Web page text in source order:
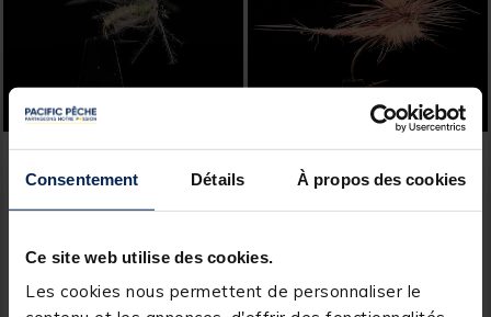
Consentement Détails À propos des cookies
Ce site web utilise des cookies.
Les cookies nous permettent de personnaliser le
JMC
Cul vert JMC H16 (x3)
7,99 € Ajouter au panier
JMC
March Brown JMC 12 H10
7,99 €